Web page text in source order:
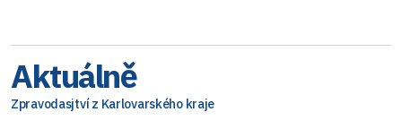
Aktuálně
Zpravodasjtví z Karlovarského kraje